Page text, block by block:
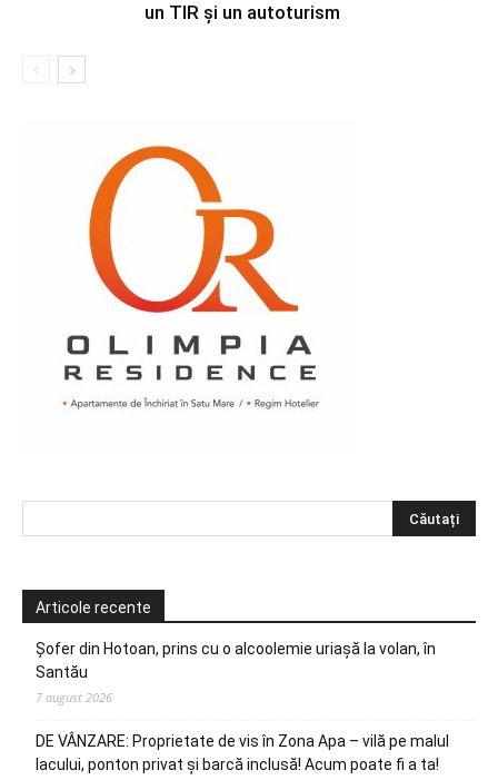
un TIR și un autoturism
Articole recente
Șofer din Hotoan, prins cu o alcoolemie uriașă la volan, în
Santău
7 august 2026
DE VÂNZARE: Proprietate de vis în Zona Apa – vilă pe malul
lacului, ponton privat și barcă inclusă! Acum poate fi a ta!